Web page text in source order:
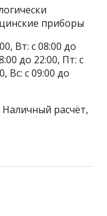
приборы
Вт: с 08:00 до
до 22:00, Пт: с
Вс: с 09:00 до
расчёт,